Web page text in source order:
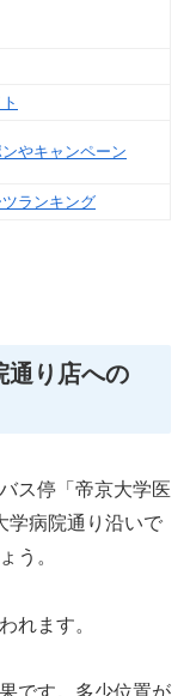
やキャンペーン
ランキング
通り店への
ス停「帝京大学医
学病院通り沿いで
う。
れます。